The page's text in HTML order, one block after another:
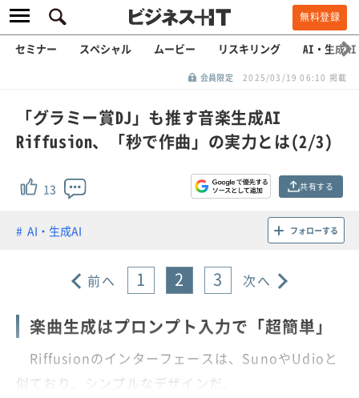
無料登録
セミナー スペシャル ムービー リスキリング AI・生成AI
会員限定 2025/03/19 06:10 掲載
「グラミー賞DJ」も推す音楽生成AI
Riffusion、「秒で作曲」の実力とは(2/3)
13 共有する
AI・生成AI フォローする
前へ 1 2 3 次へ
楽曲生成はプロンプト入力で「超簡単」
Riffusionのインターフェースは、SunoやUdioと
似ており、シンプルなデザインだ。